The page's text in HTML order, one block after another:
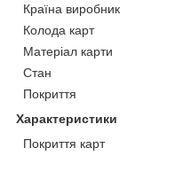
Країна виробник
Колода карт
Матеріал карти
Стан
Покриття
Характеристики
Покриття карт